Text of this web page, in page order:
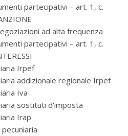
partecipativi – art. 1, c.
ad alta frequenza
partecipativi – art. 1, c.
Irpef
addizionale regionale Irpef
Iva
sostituti d'imposta
Irap